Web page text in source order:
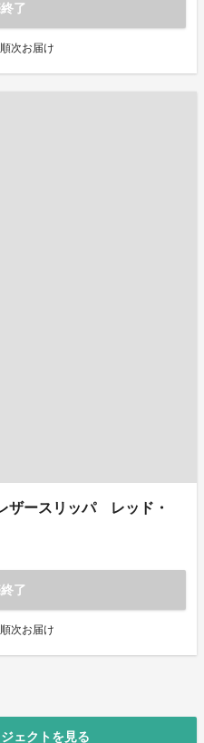
了
次お届け
ザースリッパ レッド・
了
次お届け
ェクトを見る